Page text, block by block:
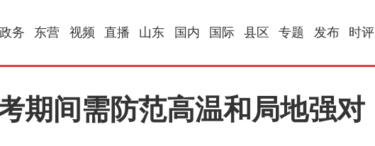
政务 东营 视频 直播 山东 国内 国际 县区 专题 发布 时评
期间需防范高温和局地强对